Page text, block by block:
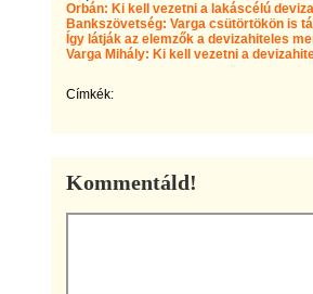
Orbán: Ki kell vezetni a lakáscélú
Bankszövetség: Varga csütörtökön is
Így látják az elemzők a devizahiteles
Varga Mihály: Ki kell vezetni a
Címkék:
Kommentáld!